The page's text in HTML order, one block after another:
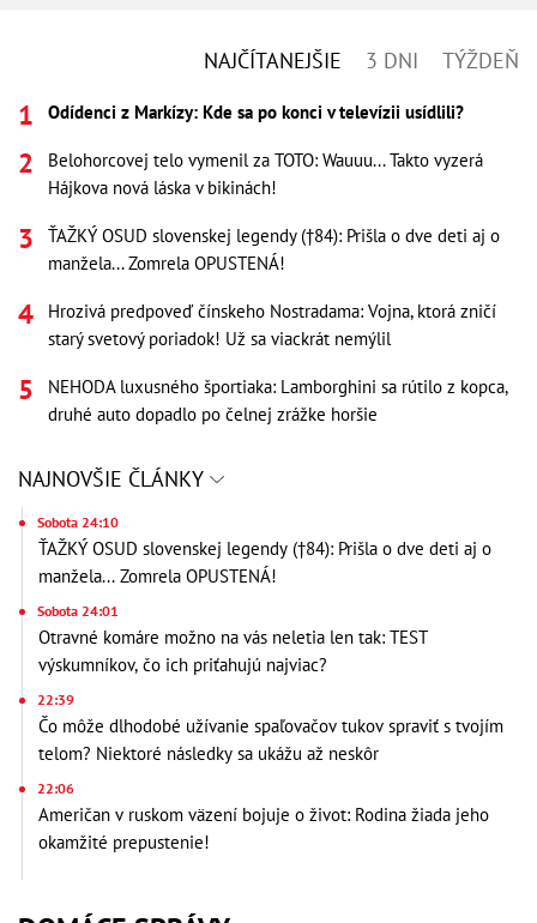
NAJČÍTANEJŠIE 3 DNI TÝŽDEŇ
Odídenci z Markízy: Kde sa po konci v televízii usídlili?
Belohorcovej telo vymenil za TOTO: Wauuu... Takto vyzerá
Hájkova nová láska v bikinách!
ŤAŽKÝ OSUD slovenskej legendy (†84): Prišla o dve deti aj o
manžela... Zomrela OPUSTENÁ!
Hrozivá predpoveď čínskeho Nostradama: Vojna, ktorá zničí
starý svetový poriadok! Už sa viackrát nemýlil
NEHODA luxusného športiaka: Lamborghini sa rútilo z kopca,
druhé auto dopadlo po čelnej zrážke horšie
NAJNOVŠIE ČLÁNKY
Sobota 24:10
ŤAŽKÝ OSUD slovenskej legendy (†84): Prišla o dve deti aj o
manžela... Zomrela OPUSTENÁ!
Sobota 24:01
Otravné komáre možno na vás neletia len tak: TEST
výskumníkov, čo ich priťahujú najviac?
22:39
Čo môže dlhodobé užívanie spaľovačov tukov spraviť s tvojím
telom? Niektoré následky sa ukážu až neskôr
22:06
Američan v ruskom väzení bojuje o život: Rodina žiada jeho
okamžité prepustenie!